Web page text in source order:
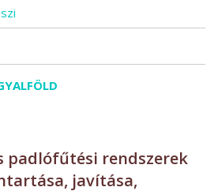
padlófűtési rendszerek
javítása,